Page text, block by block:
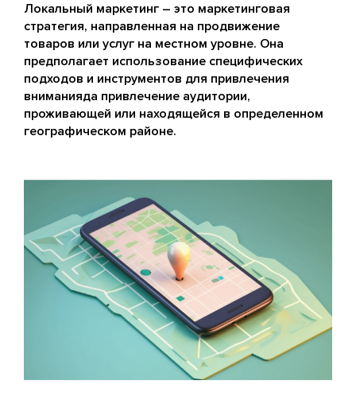
Локальный маркетинг – это маркетинговая
стратегия, направленная на продвижение
товаров или услуг на местном уровне. Она
предполагает использование специфических
подходов и инструментов для привлечения
вниманияда привлечение аудитории,
проживающей или находящейся в определенном
географическом районе.